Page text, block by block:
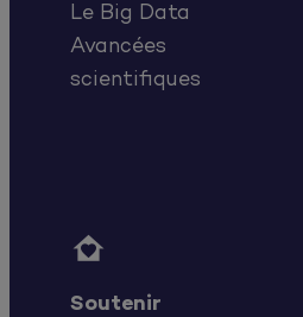
Le Big Data
Avancées
scientifiques

Soutenir